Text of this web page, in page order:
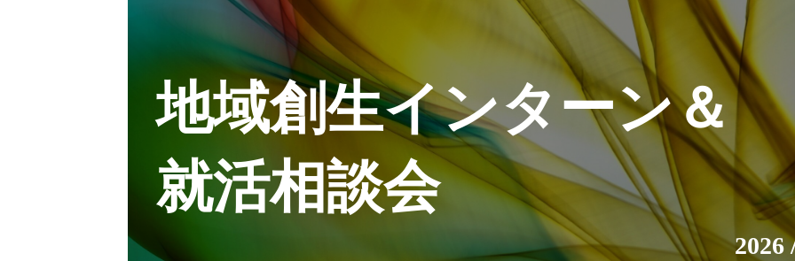
地域創生インターン＆
就活相談会
2026